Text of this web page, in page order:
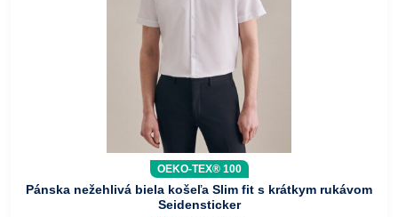
OEKO-TEX® 100
Pánska nežehlivá biela košeľa Slim fit s krátkym rukávom
Seidensticker